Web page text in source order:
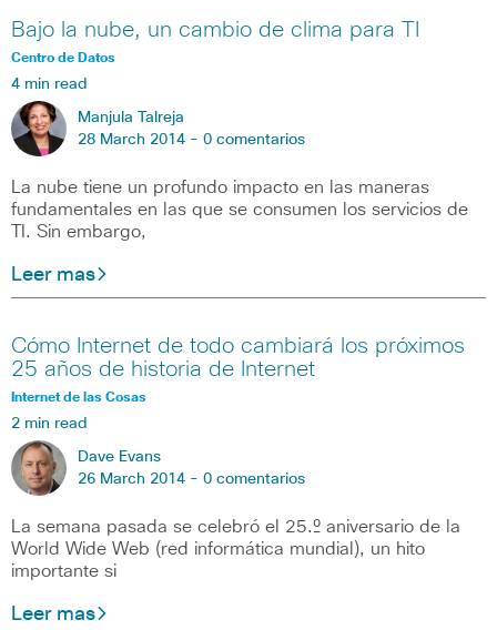
Bajo la nube, un cambio de clima para TI
Centro de Datos
4 min read
Manjula Talreja
28 March 2014 - 0 comentarios
La nube tiene un profundo impacto en las maneras
fundamentales en las que se consumen los servicios de
TI. Sin embargo,
Leer mas
Cómo Internet de todo cambiará los próximos
25 años de historia de Internet
Internet de las Cosas
2 min read
Dave Evans
26 March 2014 - 0 comentarios
La semana pasada se celebró el 25.º aniversario de la
World Wide Web (red informática mundial), un hito
importante si
Leer mas